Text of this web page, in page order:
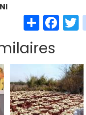
S
h
ar
e
Fa
ce
o
o
k